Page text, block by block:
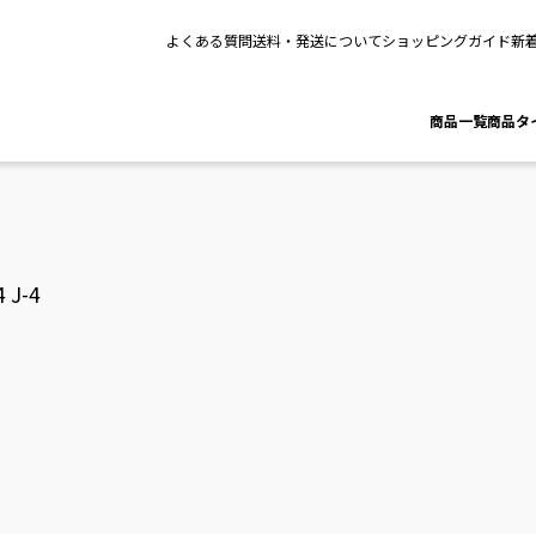
よくある質問送料・発送についてショッピングガイド新
商品一覧商品タ
J-4